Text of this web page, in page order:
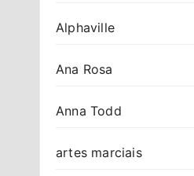
Alphaville
Ana Rosa
Anna Todd
artes marciais